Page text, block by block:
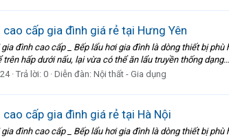
cao cấp gia đình giá rẻ tại Hưng Yên
đình cao cấp _ Bếp lẩu hơi gia đình là dòng thiết bị
hấp dưới nấu, lại vừa có thể ăn lẩu truyền thống dạng...
Trả lời: 0 Diễn đàn: Nội thất - Gia dụng
cao cấp gia đình giá rẻ tại Hà Nội
đình cao cấp _ Bếp lẩu hơi gia đình là dòng thiết bị